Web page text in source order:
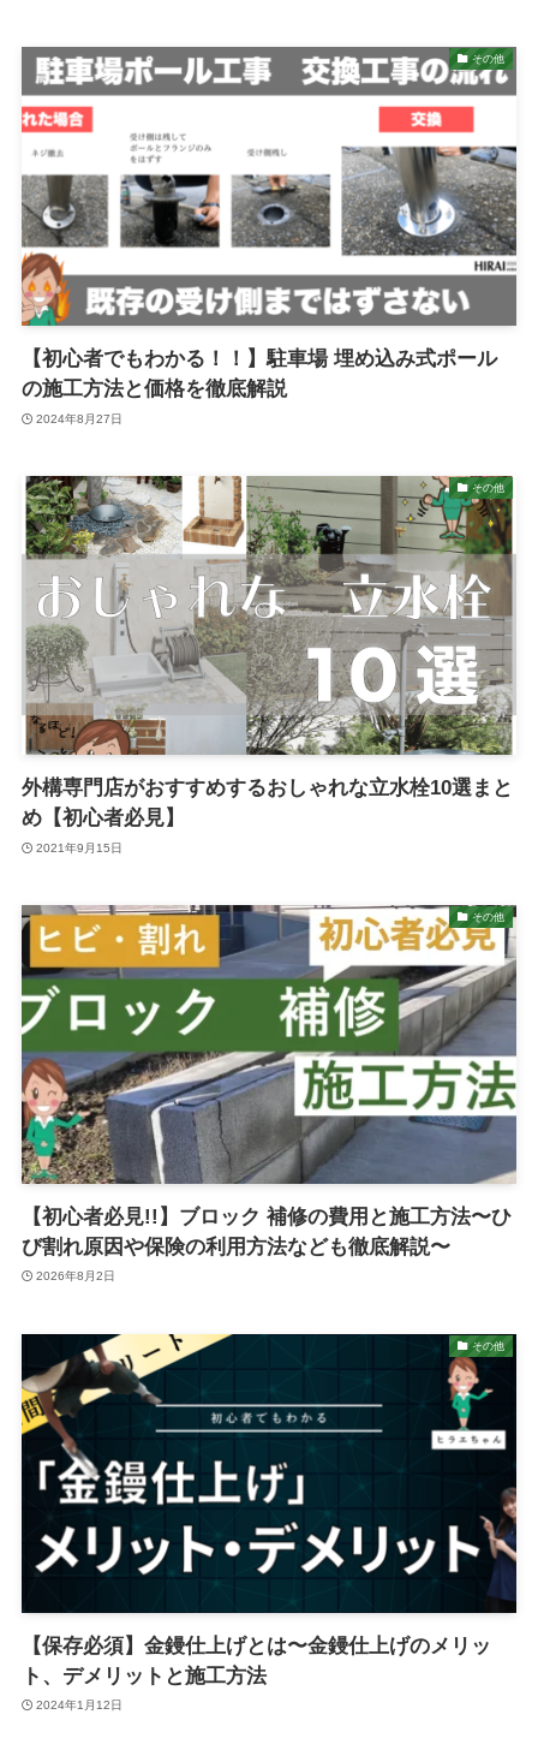
その他
【初心者でもわかる！！】駐車場 埋め込み式ポール
の施工方法と価格を徹底解説
2024年8月27日
その他
外構専門店がおすすめするおしゃれな立水栓10選まと
め【初心者必見】
2021年9月15日
その他
【初心者必見!!】ブロック 補修の費用と施工方法〜ひ
び割れ原因や保険の利用方法なども徹底解説〜
2026年8月2日
その他
【保存必須】金鏝仕上げとは〜金鏝仕上げのメリッ
ト、デメリットと施工方法
2024年1月12日